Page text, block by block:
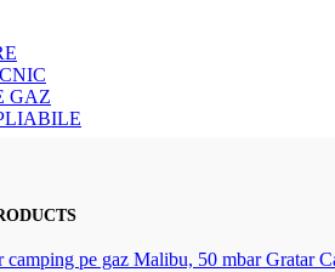
GAZ
Gratar